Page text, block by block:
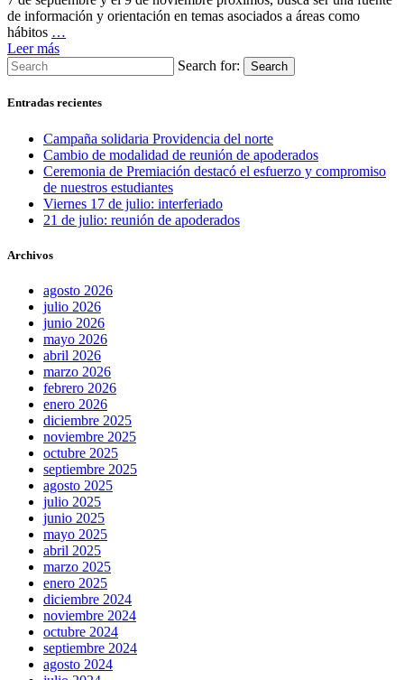
de información y orientación en temas asociados a áreas como
hábitos …
Leer más
Search for:
Search
Entradas recientes
Campaña solidaria Providencia del norte
Cambio de modalidad de reunión de apoderados
Ceremonia de Premiación destacó el esfuerzo y compromiso
de nuestros estudiantes
Viernes 17 de julio: interferiado
21 de julio: reunión de apoderados
Archivos
agosto 2026
julio 2026
junio 2026
mayo 2026
abril 2026
marzo 2026
febrero 2026
enero 2026
diciembre 2025
noviembre 2025
octubre 2025
septiembre 2025
agosto 2025
julio 2025
junio 2025
mayo 2025
abril 2025
marzo 2025
enero 2025
diciembre 2024
noviembre 2024
octubre 2024
septiembre 2024
agosto 2024